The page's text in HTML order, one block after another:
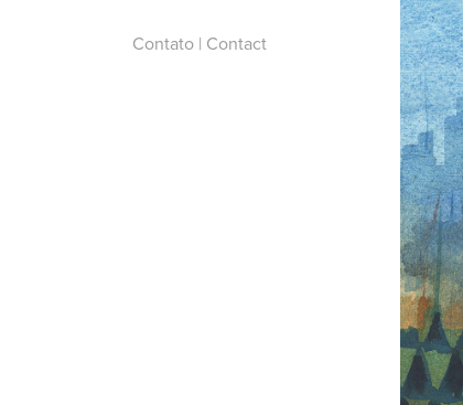
Contato | Contact